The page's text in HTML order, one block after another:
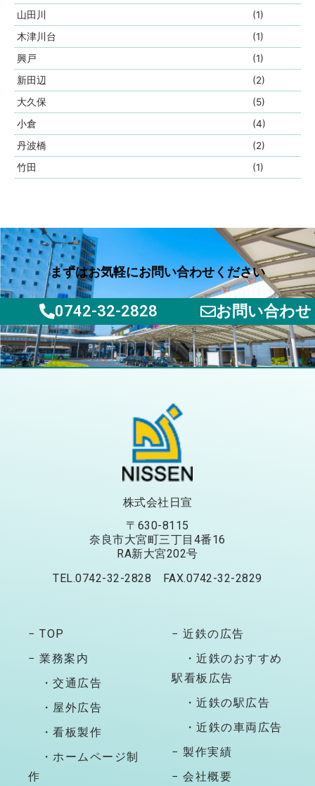
山田川
(1)
木津川台
(1)
興戸
(1)
新田辺
(2)
大久保
(5)
小倉
(4)
丹波橋
(2)
竹田
(1)
まずはお気軽にお問い合わせください
0742-32-2828 お問い合わせ
株式会社日宣
〒630-8115
奈良市大宮町三丁目4番16
RA新大宮202号
TEL.0742-32-2828 FAX.0742-32-2829
− TOP
− 業務案内
・交通広告
・屋外広告
・看板製作
・ホームページ制
作
− 近鉄の広告
・近鉄のおすすめ
駅看板広告
・近鉄の駅広告
・近鉄の車両広告
− 製作実績
− 会社概要